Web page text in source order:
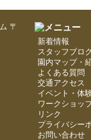
〒
新着情報
スタッフブロ
園内マップ・
よくある質問
交通アクセス
イベント・体
ワークショッ
リンク
プライバシー
お問い合わせ